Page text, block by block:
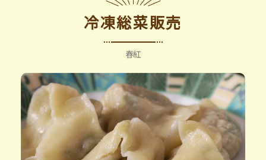
冷凍総菜販売
春紅